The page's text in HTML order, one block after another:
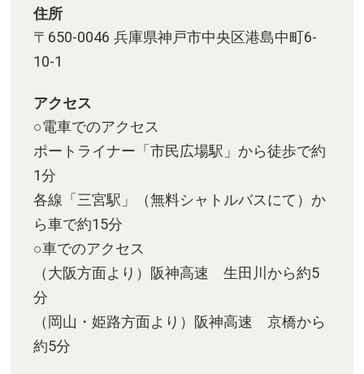
住所
〒650-0046 兵庫県神戸市中央区港島中町6-
10-1
アクセス
○電車でのアクセス
ポートライナー「市民広場駅」から徒歩で約
1分
各線「三宮駅」（無料シャトルバスにて）か
ら車で約15分
○車でのアクセス
（大阪方面より）阪神高速 生田川から約5
分
（岡山・姫路方面より）阪神高速 京橋から
約5分